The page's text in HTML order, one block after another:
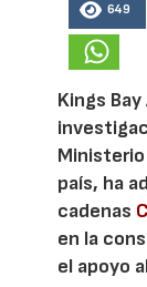
649
Kings
país, ha
cadenas
en la
el apoyo